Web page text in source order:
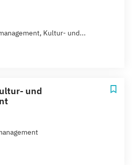
Kultur- und...
und